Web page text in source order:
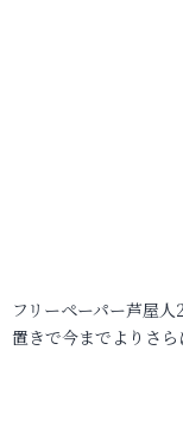
フリーペーパー芦屋
置きで今までよりさ